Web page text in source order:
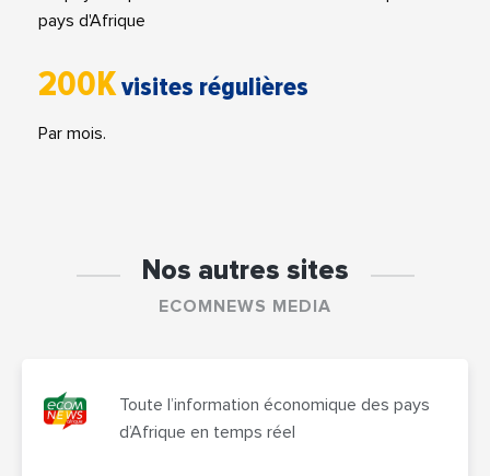
pays d'Afrique
200Kvisites régulières
Par mois.
Nos autres sites
ECOMNEWS MEDIA
Toute l’information économique des pays
d’Afrique en temps réel